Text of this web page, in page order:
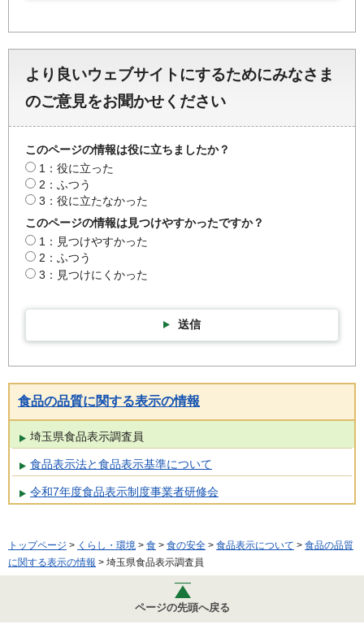
より良いウェブサイトにするためにみなさま
のご意見をお聞かせください
このページの情報は役に立ちましたか？
1：役に立った
2：ふつう
3：役に立たなかった
このページの情報は見つけやすかったですか？
1：見つけやすかった
2：ふつう
3：見つけにくかった
送信
食品の品質に関する表示の情報
埼玉県食品表示調査員
食品表示法と食品表示基準について
令和7年度食品表示制度事業者研修会
トップページ > くらし・環境 > 食 > 食の安全 > 食品表示について > 食品の品質
に関する表示の情報 > 埼玉県食品表示調査員
ページの先頭へ戻る